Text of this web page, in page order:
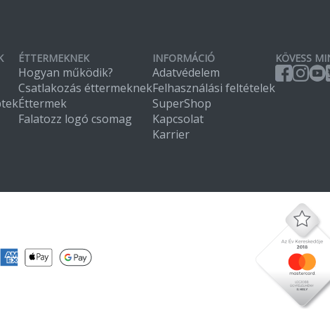
ÉTTERMEKNEK
Hogyan működik?
Csatlakozás éttermeknek
Éttermek
Falatozz logó csomag
INFORMÁCIÓ
Adatvédelem
Felhasználási feltételek
SuperShop
Kapcsolat
Karrier
KÖVESS